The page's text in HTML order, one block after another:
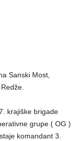
Sanski Most,
krajiške brigade
grupe ( OG )
komandant 3.